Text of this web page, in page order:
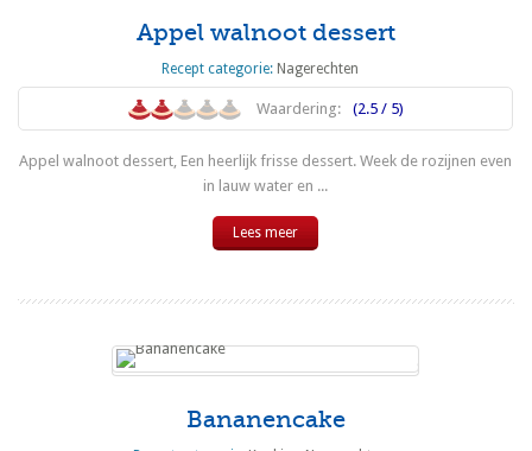
Appel walnoot dessert
Recept categorie: Nagerechten
Waardering: (2.5 / 5)
Appel walnoot dessert, Een heerlijk frisse dessert. Week de rozijnen even
in lauw water en ...
Lees meer
Bananencake